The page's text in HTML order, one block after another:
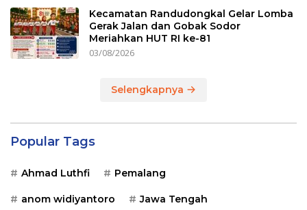
Kecamatan Randudongkal Gelar Lomba
Gerak Jalan dan Gobak Sodor
Meriahkan HUT RI ke-81
03/08/2026
Selengkapnya
Popular Tags
Ahmad Luthfi Pemalang
anom widiyantoro Jawa Tengah